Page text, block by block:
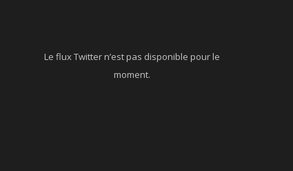
Le flux Twitter n’est pas disponible pour le
moment.